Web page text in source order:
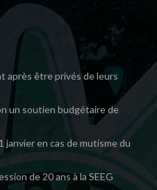
après être privés de leurs
un soutien budgétaire de
janvier en cas de mutisme du
de 20 ans à la SEEG